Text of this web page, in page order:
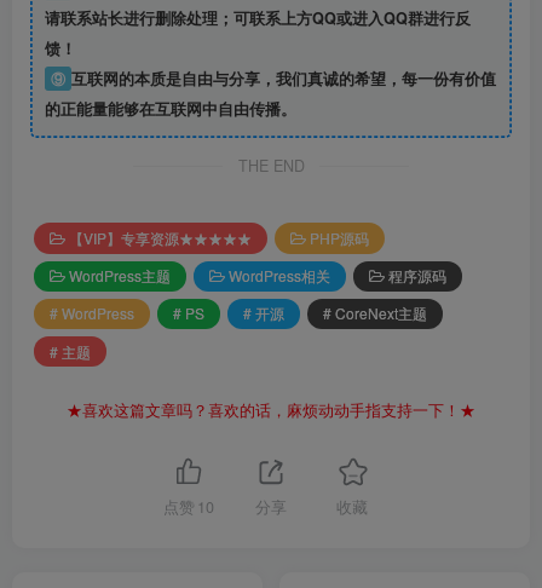
请联系站长进行删除处理；可联系上方QQ或进入QQ群进行反
馈！
⑨ 互联网的本质是自由与分享，我们真诚的希望，每一份有价值
的正能量能够在互联网中自由传播。
THE END
【VIP】专享资源★★★★★
PHP源码
WordPress主题
WordPress相关
程序源码
# WordPress
# PS # 开源
# CoreNext主题
# 主题
★喜欢这篇文章吗？喜欢的话，麻烦动动手指支持一下！★
点赞 10 分享 收藏